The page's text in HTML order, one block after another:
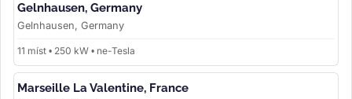
Gelnhausen, Germany
Gelnhausen, Germany
11 míst • 250 kW • ne-Tesla
Marseille La Valentine, France